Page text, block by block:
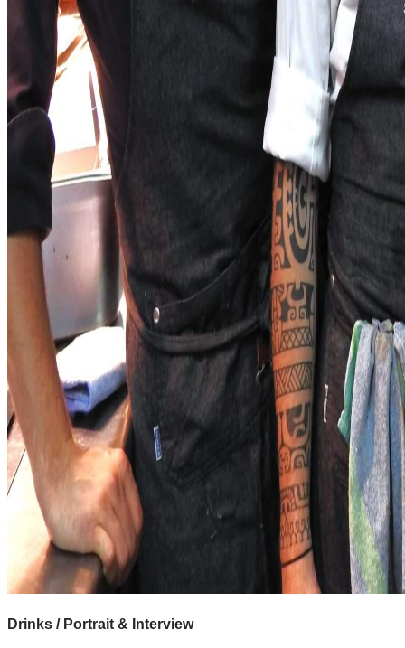
Drinks / Portrait & Interview